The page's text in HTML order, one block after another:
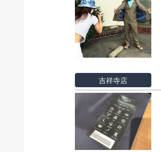
吉祥寺店